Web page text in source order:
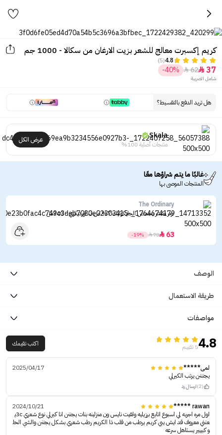
كريم إكسبرت معالج للشعر بزيت الارغان من سكالا - 1000 جم
4.8
(5)
37

62

-40%
شامل الضريبة
هل تريد الدفع بالتقسيط؟
Skala
منتجات أصلية 100%
عرض الكل
غالبًا ما يتم شراؤها معًا
المنتجات الموصى بها
The Ordinary
تونر مقشر بحمض الجليكوليك 7% من ذا اورديناري - 240مل
63

78

-19%
الوصف
طريقة الاستعمال
مواصفات
4.85 تقييم اكتب تقيمك
لمى*****
2025/04/17
يجنننن يرتب الكيرلي
(2) ارسال رد
rawan *****
2024/10/21
اول مره اجربه لي اسبوع اتابع برزيليه ولقيت نايس ون منزلينه بنات يجننن انا كيرلي نوع شعري 3cي
عنني معروف قد ايش يبي كريم يرطب من قلب ذا الكريم رطب شعري بشكل يجننن والشي الحل
و كبييير يستاهل سرعه